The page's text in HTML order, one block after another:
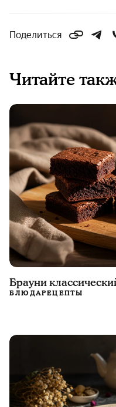
Поделиться
Читайте
Брауни
БЛЮДАРЕЦЕПТЫ